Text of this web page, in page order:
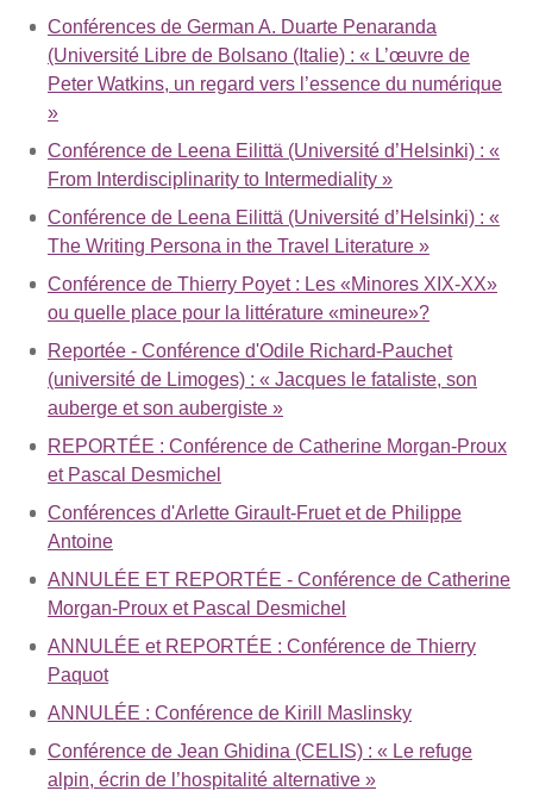
Conférences de German A. Duarte Penaranda
(Université Libre de Bolsano (Italie) : « L’œuvre de
Peter Watkins, un regard vers l’essence du numérique
»
Conférence de Leena Eilittä (Université d’Helsinki) : «
From Interdisciplinarity to Intermediality »
Conférence de Leena Eilittä (Université d’Helsinki) : «
The Writing Persona in the Travel Literature »
Conférence de Thierry Poyet : Les «Minores XIX-XX»
ou quelle place pour la littérature «mineure»?
Reportée - Conférence d'Odile Richard-Pauchet
(université de Limoges) : « Jacques le fataliste, son
auberge et son aubergiste »
REPORTÉE : Conférence de Catherine Morgan-Proux
et Pascal Desmichel
Conférences d'Arlette Girault-Fruet et de Philippe
Antoine
ANNULÉE ET REPORTÉE - Conférence de Catherine
Morgan-Proux et Pascal Desmichel
ANNULÉE et REPORTÉE : Conférence de Thierry
Paquot
ANNULÉE : Conférence de Kirill Maslinsky
Conférence de Jean Ghidina (CELIS) : « Le refuge
alpin, écrin de l’hospitalité alternative »